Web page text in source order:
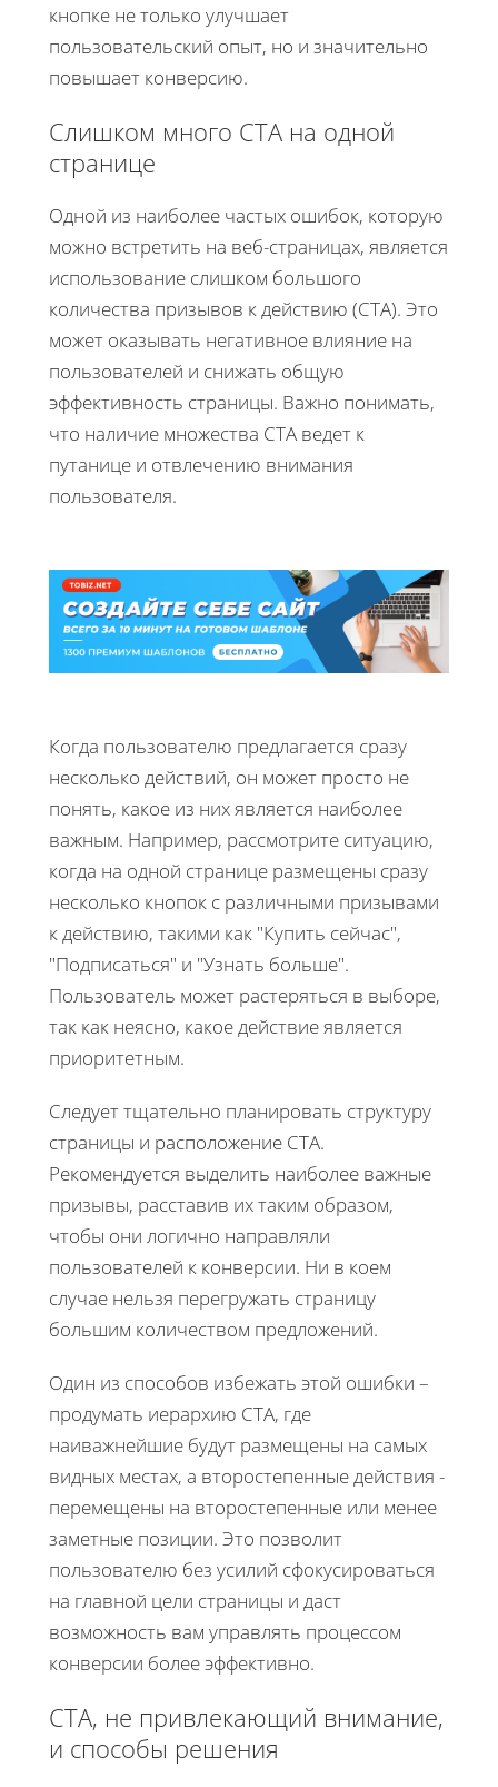
кнопке не только улучшает
пользовательский опыт, но и значительно
повышает конверсию.
Слишком много CTA на одной
странице
Одной из наиболее частых ошибок, которую
можно встретить на веб-страницах, является
использование слишком большого
количества призывов к действию (CTA). Это
может оказывать негативное влияние на
пользователей и снижать общую
эффективность страницы. Важно понимать,
что наличие множества CTA ведет к
путанице и отвлечению внимания
пользователя.
Когда пользователю предлагается сразу
несколько действий, он может просто не
понять, какое из них является наиболее
важным. Например, рассмотрите ситуацию,
когда на одной странице размещены сразу
несколько кнопок с различными призывами
к действию, такими как "Купить сейчас",
"Подписаться" и "Узнать больше".
Пользователь может растеряться в выборе,
так как неясно, какое действие является
приоритетным.
Следует тщательно планировать структуру
страницы и расположение CTA.
Рекомендуется выделить наиболее важные
призывы, расставив их таким образом,
чтобы они логично направляли
пользователей к конверсии. Ни в коем
случае нельзя перегружать страницу
большим количеством предложений.
Один из способов избежать этой ошибки –
продумать иерархию CTA, где
наиважнейшие будут размещены на самых
видных местах, а второстепенные действия -
перемещены на второстепенные или менее
заметные позиции. Это позволит
пользователю без усилий сфокусироваться
на главной цели страницы и даст
возможность вам управлять процессом
конверсии более эффективно.
CTA, не привлекающий внимание,
и способы решения